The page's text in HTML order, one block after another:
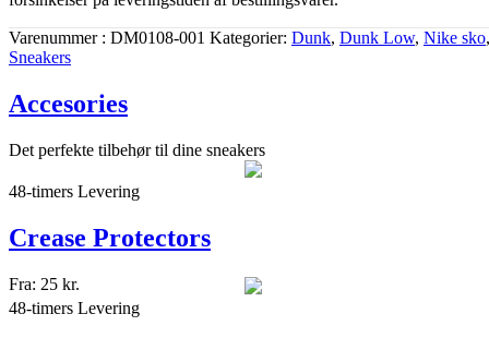
Varenummer DM0108-001 Kategorier Dunk, Dunk Low, Nike sko,
Sneakers
Accesories
Det perfekte tilbehør til dine sneakers
48-timers Levering
Crease Protectors
Fra: 25 kr.
48-timers Levering